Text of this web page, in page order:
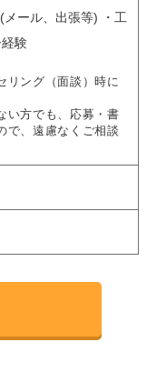
ール、出張等) ・工
験
リング（面談）時に
い方でも、応募・書
で、遠慮なくご相談